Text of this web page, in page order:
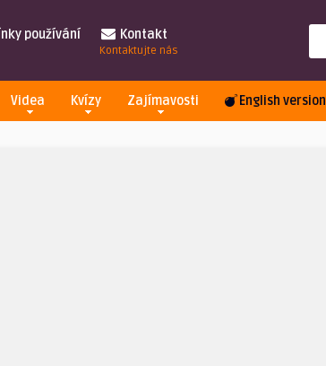
používání Kontakt
Kontaktujte nás
Videa Kvízy Zajímavosti English version